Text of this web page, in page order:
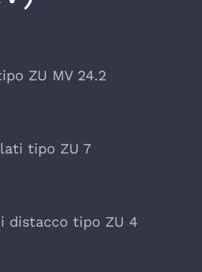
ZU MV 24.2
tipo ZU 7
distacco tipo ZU 4